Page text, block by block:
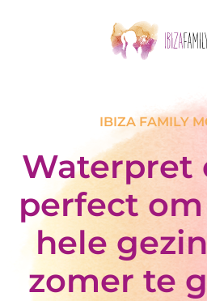
Skip to main content
IBIZA FAMILY
Waterpret
perfect
hele
zomer te